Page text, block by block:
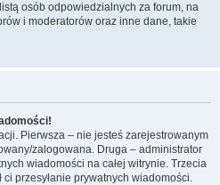
osób odpowiedzialnych za forum, na
i moderatorów oraz inne dane, takie
Pierwsza – nie jesteś zarejestrowanym
zalogowana. Druga – administrator
wiadomości na całej witrynie. Trzecia
przesyłanie prywatnych wiadomości.